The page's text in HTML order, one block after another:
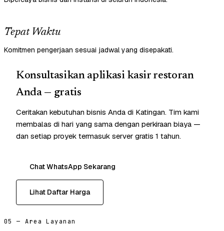
Tepat Waktu
Komitmen pengerjaan sesuai jadwal yang disepakati.
Konsultasikan aplikasi kasir restoran
Anda — gratis
Ceritakan kebutuhan bisnis Anda di Katingan. Tim kami
membalas di hari yang sama dengan perkiraan biaya —
dan setiap proyek termasuk server gratis 1 tahun.
Chat WhatsApp Sekarang
Lihat Daftar Harga
05 — Area Layanan